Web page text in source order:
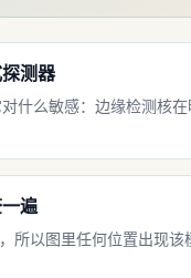
测器
什么敏感：边缘检测核
遍
所以图里任何位置出现该